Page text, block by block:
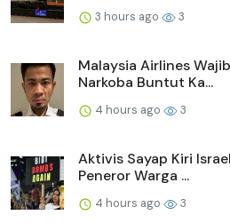
3 hours ago 3
Malaysia Airlines
Narkoba Buntut Ka...
4 hours ago 3
Aktivis Sayap Kiri
Peneror Warga ...
4 hours ago 3